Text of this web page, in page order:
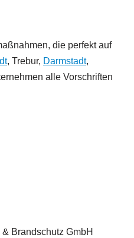
die perfekt auf
, Trebur, Darmstadt,
alle Vorschriften
Brandschutz GmbH